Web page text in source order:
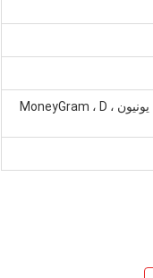
L / C ، T / T ، ويسترن يونيون ، MoneyGram ، D